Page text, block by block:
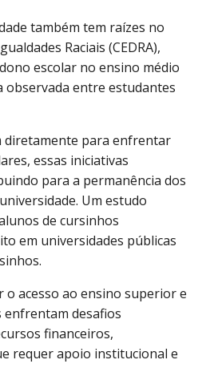
também tem raízes no
Raciais (CEDRA),
escolar no ensino médio
observada entre estudantes
diretamente para enfrentar
essas iniciativas
para a permanência dos
Um estudo
de cursinhos
em universidades públicas
acesso ao ensino superior e
desafios
financeiros,
requer apoio institucional e